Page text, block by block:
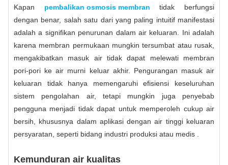
Kapan pembalikan osmosis membran tidak berfungsi
dengan benar, salah satu dari yang paling intuitif manifestasi
adalah a signifikan penurunan dalam air keluaran. Ini adalah
karena membran permukaan mungkin tersumbat atau rusak,
mengakibatkan masuk air tidak dapat melewati membran
pori-pori ke air murni keluar akhir. Pengurangan masuk air
keluaran tidak hanya memengaruhi efisiensi keseluruhan
sistem pengolahan air, tetapi mungkin juga penyebab
pengguna menjadi tidak dapat untuk memperoleh cukup air
bersih, khususnya dalam aplikasi dengan air tinggi keluaran
persyaratan, seperti bidang industri produksi atau medis .
Kemunduran air kualitas